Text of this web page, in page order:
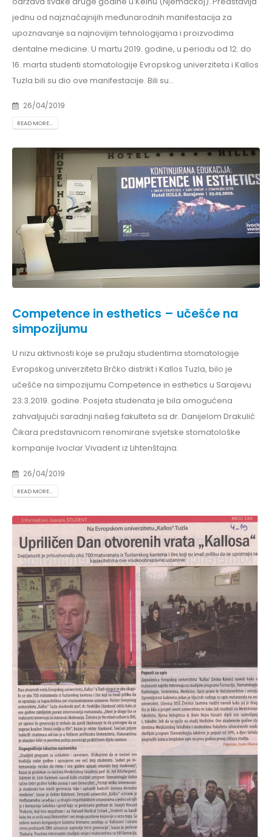
jednu od najznačajnijih međunarodnih manifestacija za
upoznavanje sa najnovijim tehnologijama i proizvodima
dentalne medicine. U martu 2019. godine, u periodu od 12. do
16. marta studenti stomatologije Evropskog univerziteta i Kallos
Tuzla bili su dio ove manifestacije. Bili su...
26/04/2019
READ MORE...
Competence in esthetics – učešće na
simpozijumu
U nizu aktivnosti koje se pružaju studentima stomatologije
Evropskog univerziteta Brčko distrikt i Kallos Tuzla, bilo je
učešće na simpozijumu Competence in esthetics u Sarajevu
23.3.2019. godine. Posjeta studenata je bila omogućena
zahvaljujući saradnji našeg fakulteta sa dr. Danijelom Drakulić
Čikara predstavnicom renomirane svjetske stomatološke
kompanije Ivoclar Vivadent iz Lihtenštajna.
26/04/2019
READ MORE...